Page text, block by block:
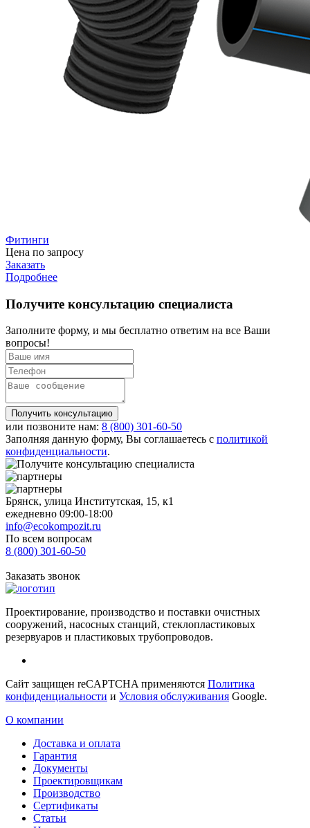
Фитинги
Цена по запросу
Заказать
Подробнее
Получите консультацию специалиста
Заполните форму, и мы бесплатно ответим на все Ваши
вопросы!
Получить консультацию
или позвоните нам: 8 (800) 301-60-50
Заполняя данную форму, Вы соглашаетесь с политикой
конфиденциальности.
Брянск, улица Институтская, 15, к1
ежедневно 09:00-18:00
info@ecokompozit.ru
По всем вопросам
8 (800) 301-60-50
Заказать звонок
Проектирование, производство и поставки очистных
сооружений, насосных станций, стеклопластиковых
резервуаров и пластиковых трубопроводов.
Сайт защищен reCAPTCHA применяются Политика
конфиденциальности и Условия обслуживания Google.
О компании
Доставка и оплата
Гарантия
Документы
Проектировщикам
Производство
Сертификаты
Статьи